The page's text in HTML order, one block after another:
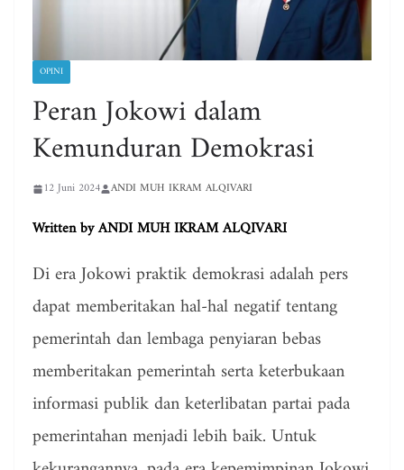
OPINI
Peran Jokowi dalam
Kemunduran Demokrasi
12 Juni 2024 ANDI MUH IKRAM ALQIVARI
Written byANDI MUH IKRAM ALQIVARI
Di era Jokowi praktik demokrasi adalah pers
dapat memberitakan hal-hal negatif tentang
pemerintah dan lembaga penyiaran bebas
memberitakan pemerintah serta keterbukaan
informasi publik dan keterlibatan partai pada
pemerintahan menjadi lebih baik. Untuk